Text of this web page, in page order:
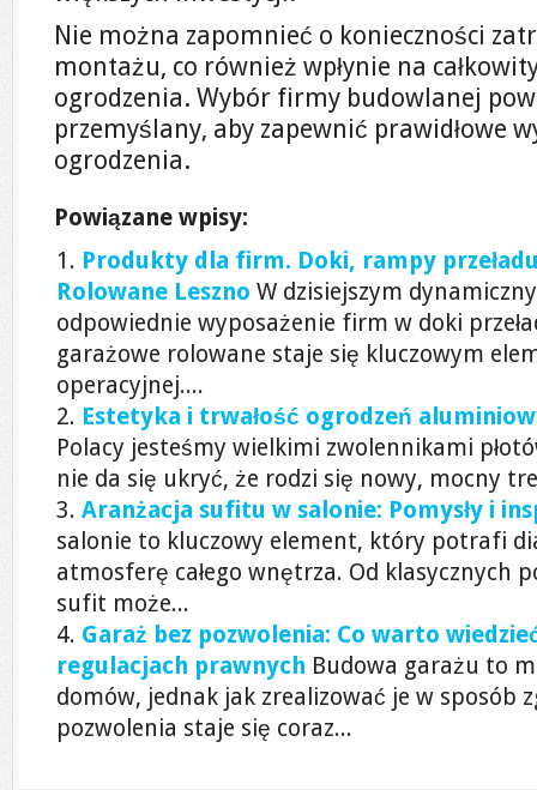
Nie można zapomnieć o konieczności
montażu, co również wpłynie na
ogrodzenia. Wybór firmy budowlanej
przemyślany, aby zapewnić prawidłowe
ogrodzenia.
Powiązane wpisy:
Produkty dla firm. Doki, rampy
Rolowane Leszno W dzisiejszym
odpowiednie wyposażenie firm w doki
garażowe rolowane staje się kluczowym
operacyjnej....
Estetyka i trwałość ogrodzeń
Polacy jesteśmy wielkimi zwolennikami
nie da się ukryć, że rodzi się nowy, mocny
Aranżacja sufitu w salonie: Pomysły i
salonie to kluczowy element, który potrafi
atmosferę całego wnętrza. Od klasycznych
sufit może...
Garaż bez pozwolenia: Co warto
regulacjach prawnych Budowa garażu to
domów, jednak jak zrealizować je w sposób
pozwolenia staje się coraz...